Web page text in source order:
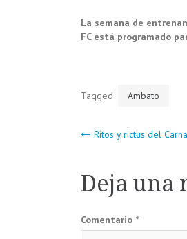
La semana de
FC está programado
Tagged Ambato
de
entradas
Ritos y rictus del
Deja una
Comentario *